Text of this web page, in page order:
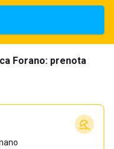
Forano: prenota